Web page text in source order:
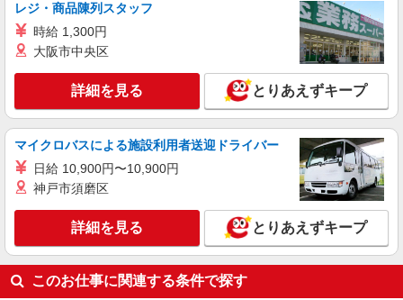
レジ・商品陳列スタッフ
時給 1,300円
大阪市中央区
詳細を見る とりあえずキープ
マイクロバスによる施設利用者送迎ドライバー
日給 10,900円〜10,900円
神戸市須磨区
詳細を見る とりあえずキープ
このお仕事に関連する条件で探す